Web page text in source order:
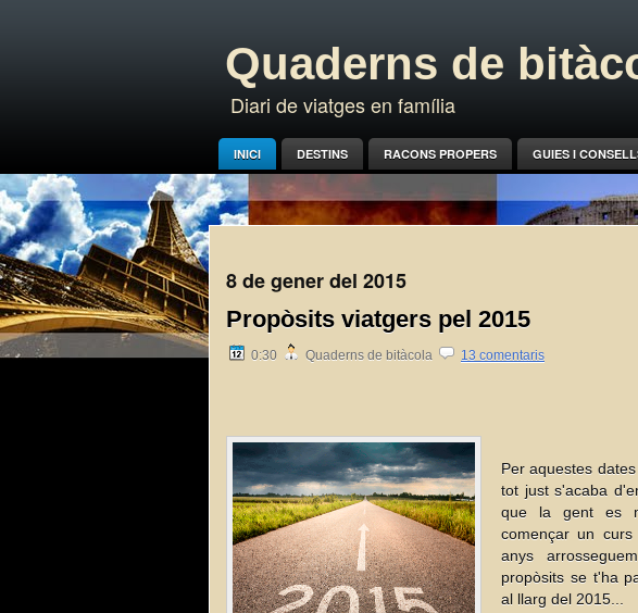
Quaderns de
Diari de viatges en família
INICI DESTINS RACONS PROPERS GUIES I
8 de gener del 2015
Propòsits viatgers pel 2015
0:30 Quaderns de bitàcola 13 comentaris
Per aquestes
tot just s'acaba
que la gent es
començar un
anys
propòsits se t'ha
al llarg del 2015...